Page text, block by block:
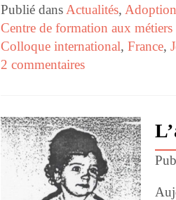
Publié dans Actualités, Adoption
Centre de formation aux
Colloque international, France,
2 commentaires